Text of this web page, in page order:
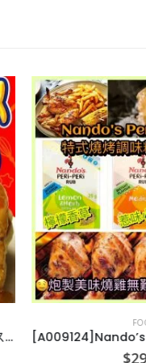
[A009124]Nando’s Peri-Peri 醃肉粉/調味粉25g